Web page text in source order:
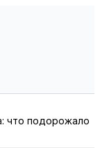
что подорожало